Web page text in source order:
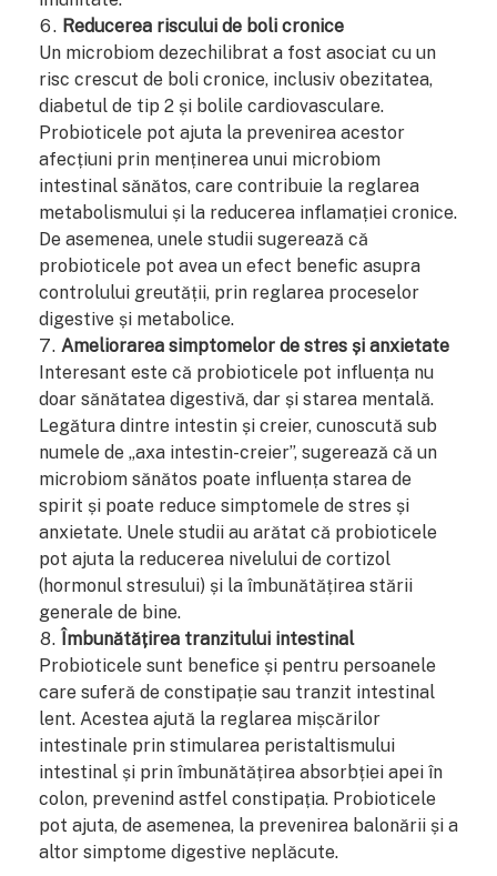
Reducerea riscului de boli cronice
Un microbiom dezechilibrat a fost asociat cu un
risc crescut de boli cronice, inclusiv obezitatea,
diabetul de tip 2 și bolile cardiovasculare.
Probioticele pot ajuta la prevenirea acestor
afecțiuni prin menținerea unui microbiom
intestinal sănătos, care contribuie la reglarea
metabolismului și la reducerea inflamației cronice.
De asemenea, unele studii sugerează că
probioticele pot avea un efect benefic asupra
controlului greutății, prin reglarea proceselor
digestive și metabolice.
Ameliorarea simptomelor de stres și anxietate
Interesant este că probioticele pot influența nu
doar sănătatea digestivă, dar și starea mentală.
Legătura dintre intestin și creier, cunoscută sub
numele de „axa intestin-creier”, sugerează că un
microbiom sănătos poate influența starea de
spirit și poate reduce simptomele de stres și
anxietate. Unele studii au arătat că probioticele
pot ajuta la reducerea nivelului de cortizol
(hormonul stresului) și la îmbunătățirea stării
generale de bine.
Îmbunătățirea tranzitului intestinal
Probioticele sunt benefice și pentru persoanele
care suferă de constipație sau tranzit intestinal
lent. Acestea ajută la reglarea mișcărilor
intestinale prin stimularea peristaltismului
intestinal și prin îmbunătățirea absorbției apei în
colon, prevenind astfel constipația. Probioticele
pot ajuta, de asemenea, la prevenirea balonării și a
altor simptome digestive neplăcute.